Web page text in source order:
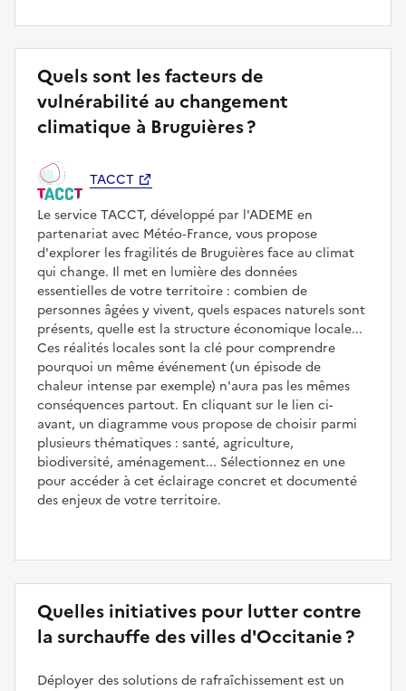
Quels sont les facteurs de
vulnérabilité au changement
climatique à Bruguières ?
TACCT
Le service TACCT, développé par l'ADEME en
partenariat avec Météo‑France, vous propose
d'explorer les fragilités de Bruguières face au climat
qui change. Il met en lumière des données
essentielles de votre territoire : combien de
personnes âgées y vivent, quels espaces naturels sont
présents, quelle est la structure économique locale...
Ces réalités locales sont la clé pour comprendre
pourquoi un même événement (un épisode de
chaleur intense par exemple) n'aura pas les mêmes
conséquences partout. En cliquant sur le lien ci-
avant, un diagramme vous propose de choisir parmi
plusieurs thématiques : santé, agriculture,
biodiversité, aménagement... Sélectionnez en une
pour accéder à cet éclairage concret et documenté
des enjeux de votre territoire.
Quelles initiatives pour lutter contre
la surchauffe des villes d'Occitanie ?
Déployer des solutions de rafraîchissement est un